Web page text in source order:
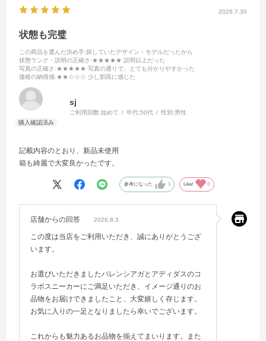
2026.7.30
状態も完璧
この商品を選んだ決め手:探していたデザイン・モデルだったから
状態ランク・説明の正確さ :★★★★★ 説明以上だった
写真の正確さ :★★★★★ 写真の通りで、とても分かりやすかった
価格の納得感:★★☆☆☆ 少し割高に感じた
sj
ご利用回数:始めて 年代:50代 性別:男性
記載内容のとおり、新品未使用
箱も綺麗で大変良かったです。
参考になった 1 Like! 0
店舗からの回答 2026.8.3
この度は当店をご利用いただき、誠にありがとうござ
います。
お選びいただきましたバレンシアガとアディダスのコ
ラボスニーカーにご満足いただき、イメージ通りのお
品物をお届けできましたこと、大変嬉しく存じます。
お気に入りの一足となりましたら幸いでございます。
これからも魅力あるお品物を揃えてまいります。また